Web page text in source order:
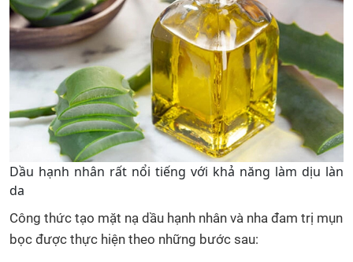
Dầu hạnh nhân rất nổi tiếng với khả năng làm dịu làn
da
Công thức tạo mặt nạ dầu hạnh nhân và nha đam trị mụn
bọc được thực hiện theo những bước sau: